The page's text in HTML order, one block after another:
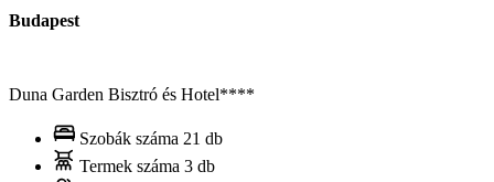
Budapest
Duna Garden Bisztró és Hotel****
Szobák száma 21 db
Termek száma 3 db